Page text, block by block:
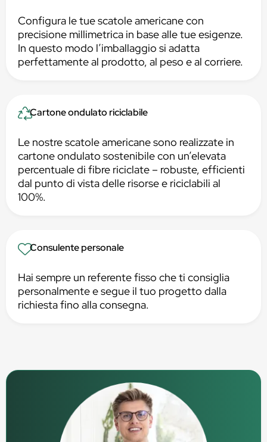
Configura le tue scatole americane con
precisione millimetrica in base alle tue esigenze.
In questo modo l’imballaggio si adatta
perfettamente al prodotto, al peso e al corriere.
Cartone ondulato riciclabile
Le nostre scatole americane sono realizzate in
cartone ondulato sostenibile con un’elevata
percentuale di fibre riciclate – robuste, efficienti
dal punto di vista delle risorse e riciclabili al
100%.
Consulente personale
Hai sempre un referente fisso che ti consiglia
personalmente e segue il tuo progetto dalla
richiesta fino alla consegna.